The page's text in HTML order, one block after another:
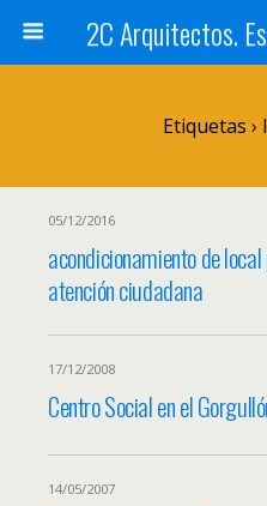
Etiquetas
05/12/2016
acondicionamiento de
atención ciudadana
17/12/2008
Centro Social en el
14/05/2007